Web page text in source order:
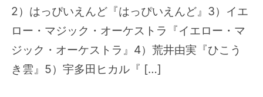
2）はっぴいえんど『はっぴいえんど』3）イエ
ロー・マジック・オーケストラ『イエロー・マ
ジック・オーケストラ』4）荒井由実『ひこう
き雲』5）宇多田ヒカル『 […]